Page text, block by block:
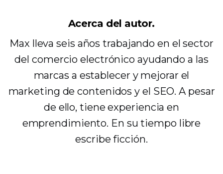
Acerca del autor.
Max lleva seis años trabajando en el sector
del comercio electrónico ayudando a las
marcas a establecer y mejorar el
marketing de contenidos y el SEO. A pesar
de ello, tiene experiencia en
emprendimiento. En su tiempo libre
escribe ficción.